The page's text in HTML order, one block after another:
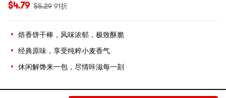
$4.79 $5.29 91折
焙香饼干棒，风味浓郁，极致酥脆
经典原味，享受纯粹小麦香气
休闲解馋来一包，尽情咔滋每一刻